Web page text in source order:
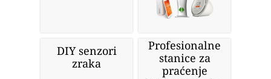
DIY senzori
zraka
Profesionalne
stanice za
praćenje